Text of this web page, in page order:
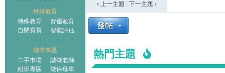
特殊教育
特殊教育
資優教育
自閉寶寶
智能評估
徵求專區
二手市場
誠徵老師
組班專區
徵保母車
‹ 上一主題 下一主題 ›
熱門主題